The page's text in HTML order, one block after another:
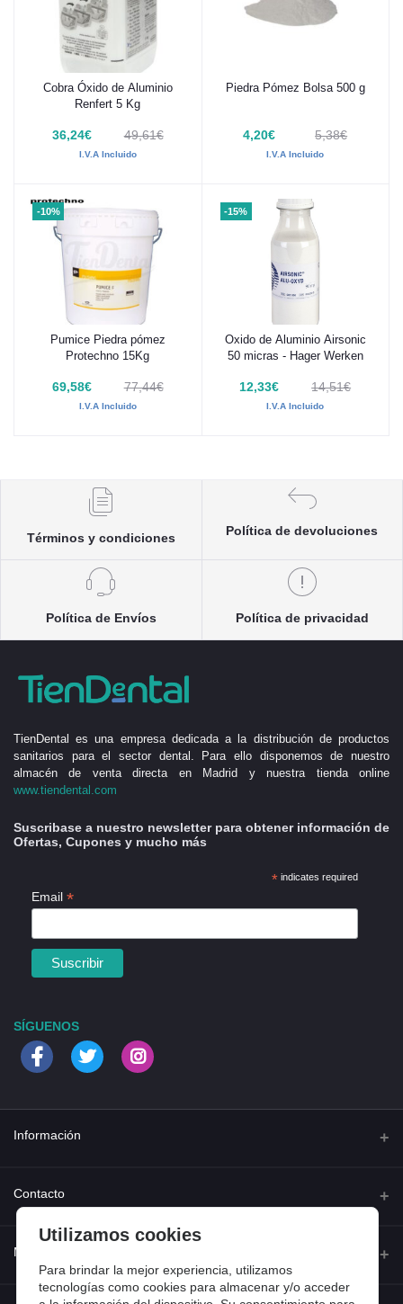
Añadir al carrito
Cobra Óxido de Aluminio
Renfert 5 Kg
36,24€ 49,61€
I.V.A Incluido
Añadir al carrito
Piedra Pómez Bolsa 500 g
4,20€ 5,38€
I.V.A Incluido
-10%
Añadir al carrito
Pumice Piedra pómez
Protechno 15Kg
69,58€ 77,44€
I.V.A Incluido
-15%
Añadir al carrito
Oxido de Aluminio Airsonic
50 micras - Hager Werken
12,33€ 14,51€
I.V.A Incluido
Términos y condiciones
Política de devoluciones
Política de Envíos Política de privacidad
TienDental es una empresa dedicada a la distribución de productos
sanitarios para el sector dental. Para ello disponemos de nuestro
almacén de venta directa en Madrid y nuestra tienda online
www.tiendental.com
Suscribase a nuestro newsletter para obtener información de
Ofertas, Cupones y mucho más
*indicates required
Email *
SÍGUENOS
Información
Quienes somos
Preguntas frecuentes
Contacto
Calle Ferraz 42, Madrid
Mi cuenta
Utilizamos cookies
Para brindar la mejor experiencia, utilizamos
tecnologías como cookies para almacenar y/o acceder